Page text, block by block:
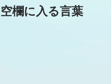
欄に入る言葉